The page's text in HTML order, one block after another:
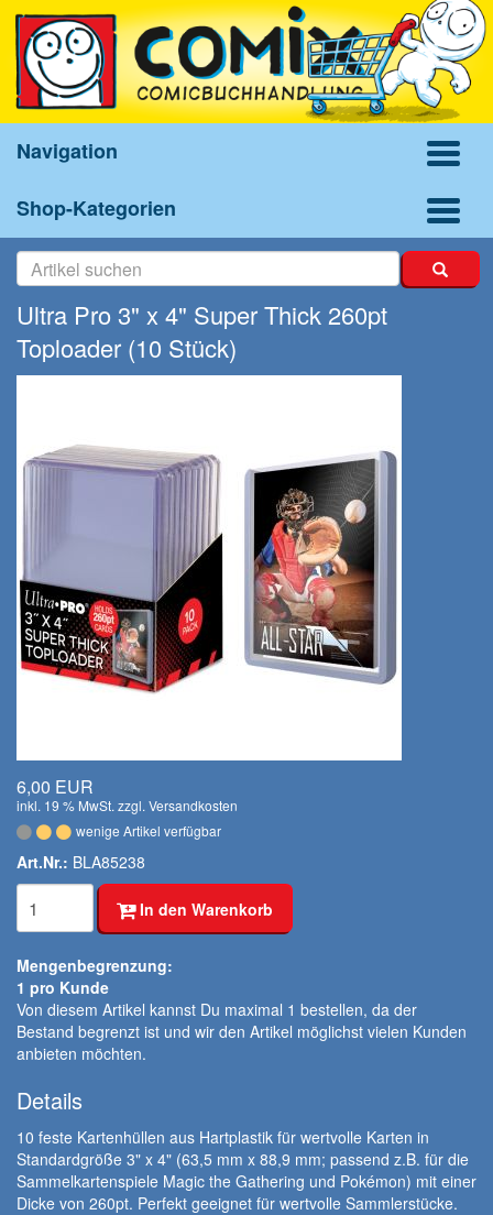
Navigation
Shop-Kategorien
Ultra Pro 3" x 4" Super Thick 260pt
Toploader (10 Stück)
6,00 EUR
inkl. 19 % MwSt. zzgl. Versandkosten
wenige Artikel verfügbar
Art.Nr.: BLA85238
In den Warenkorb
Mengenbegrenzung:
1 pro Kunde
Von diesem Artikel kannst Du maximal 1 bestellen, da der
Bestand begrenzt ist und wir den Artikel möglichst vielen Kunden
anbieten möchten.
Details
10 feste Kartenhüllen aus Hartplastik für wertvolle Karten in
Standardgröße 3" x 4" (63,5 mm x 88,9 mm; passend z.B. für die
Sammelkartenspiele Magic the Gathering und Pokémon) mit einer
Dicke von 260pt. Perfekt geeignet für wertvolle Sammlerstücke.